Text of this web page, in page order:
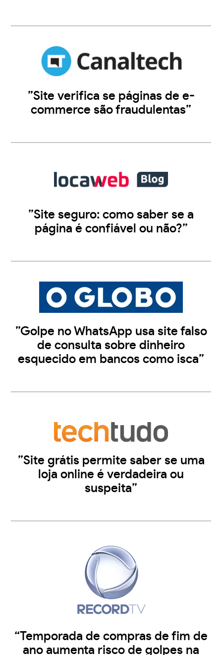
”Site verifica se páginas de e-
commerce são fraudulentas”
”Site seguro: como saber se a
página é confiável ou não?”
”Golpe no WhatsApp usa site falso
de consulta sobre dinheiro
esquecido em bancos como isca”
”Site grátis permite saber se uma
loja online é verdadeira ou
suspeita”
“Temporada de compras de fim de
ano aumenta risco de golpes na